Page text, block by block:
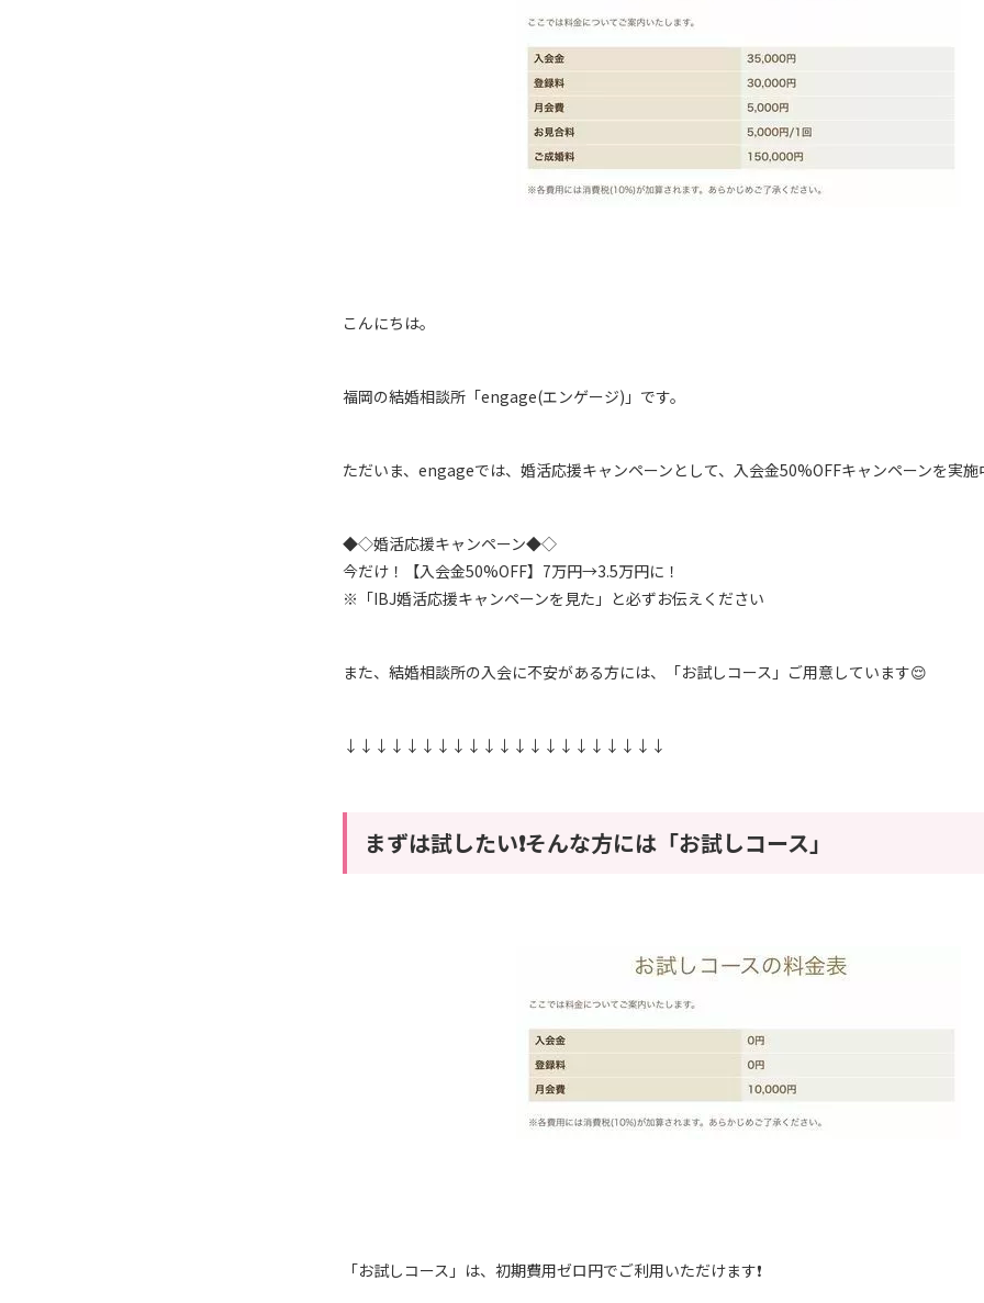
こんにちは。
福岡の結婚相談所「engage(エンゲージ)」です。
ただいま、engageでは、婚活応援キャンペーンとして、入会金50%OFFキャンペーンを実
◆◇婚活応援キャンペーン◆◇
今だけ！【入会金50%OFF】7万円→3.5万円に！
※「IBJ婚活応援キャンペーンを見た」と必ずお伝えください
また、結婚相談所の入会に不安がある方には、「お試しコース」ご用意しています😌
↓↓↓↓↓↓↓↓↓↓↓↓↓↓↓↓↓↓↓↓↓
まずは試したい❗️そんな方には「お試しコース」
「お試しコース」は、初期費用ゼロ円でご利用いただけます❗️